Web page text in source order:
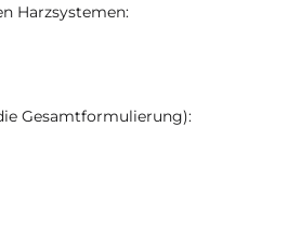
Harzsystemen:
Gesamtformulierung):